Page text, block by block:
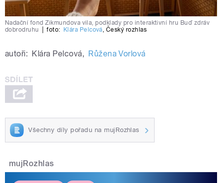
Nadační fond Zikmundova vila, podklady pro interaktivní hru Buď zdráv
dobrodruhu
foto: Klára Pelcová, Český rozhlas
autoři: Klára Pelcová, Růžena Vorlová
Všechny díly pořadu na mujRozhlas
mujRozhlas